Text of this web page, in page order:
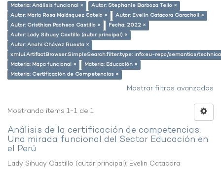
Materia: Análisis funcional ×
Autor: Stephanie Barboza Tello ×
Autor: María Rosa Malásquez Sotelo ×
Autor: Evelin Catacora Caracholi ×
Autor: Cristhian Pacheco Castillo ×
Fecha: 2022 ×
Autor: Lady Sihuay Castillo (autor principal) ×
Autor: Anahí Chávez Ruesta ×
xmlui.ArtifactBrowser.SimpleSearch.filter.type: info:eu-repo/semantics/
Materia: Mapa funcional ×
Materia: Educación ×
Materia: Certificación de Competencias ×
Mostrar filtros avanzados
Mostrando ítems 1-1 de 1
Análisis de la certificación de competencias:
Una mirada funcional del Sector Educación en
el Perú
Lady Sihuay Castillo (autor principal); Evelin Catacora